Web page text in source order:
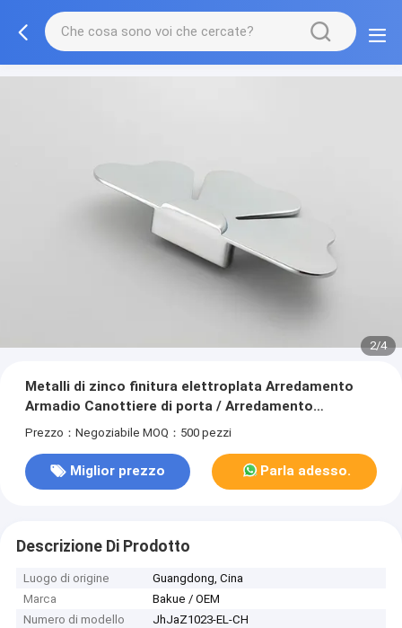
2/4
Metalli di zinco finitura elettroplata Arredamento
Armadio Canottiere di porta / Arredamento
attrezzature Scatole
Prezzo：Negoziabile MOQ：500 pezzi
Miglior prezzo Parla adesso.
Descrizione Di Prodotto
Luogo di origine
Guangdong, Cina
Marca
Bakue / OEM
Numero di modello
JhJaZ1023-EL-CH